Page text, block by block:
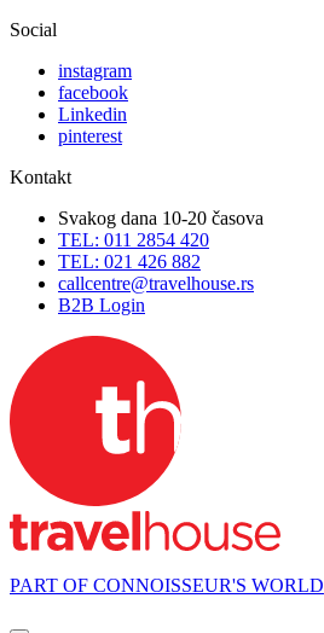
Social
instagram
facebook
Linkedin
pinterest
Kontakt
Svakog dana 10-20 časova
TEL: 011 2854 420
TEL: 021 426 882
callcentre@travelhouse.rs
B2B Login
PART OF CONNOISSEUR'S WORLD